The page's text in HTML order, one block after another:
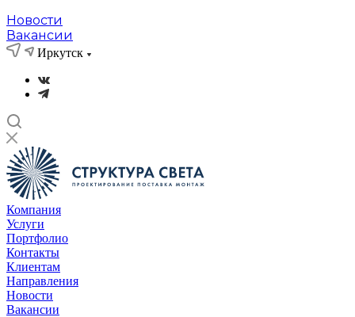
Новости
Вакансии
Иркутск
Компания
Услуги
Портфолио
Контакты
Клиентам
Направления
Новости
Вакансии